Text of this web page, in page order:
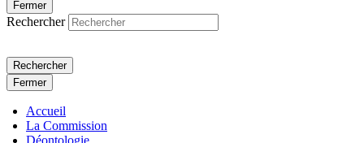
Fermer
Rechercher
Rechercher
Fermer
Accueil
La Commission
Déontologie